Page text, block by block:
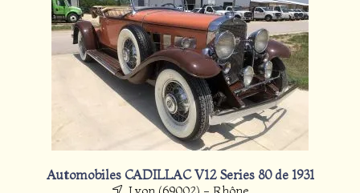
Automobiles CADILLAC V12 Series 80 de 1931